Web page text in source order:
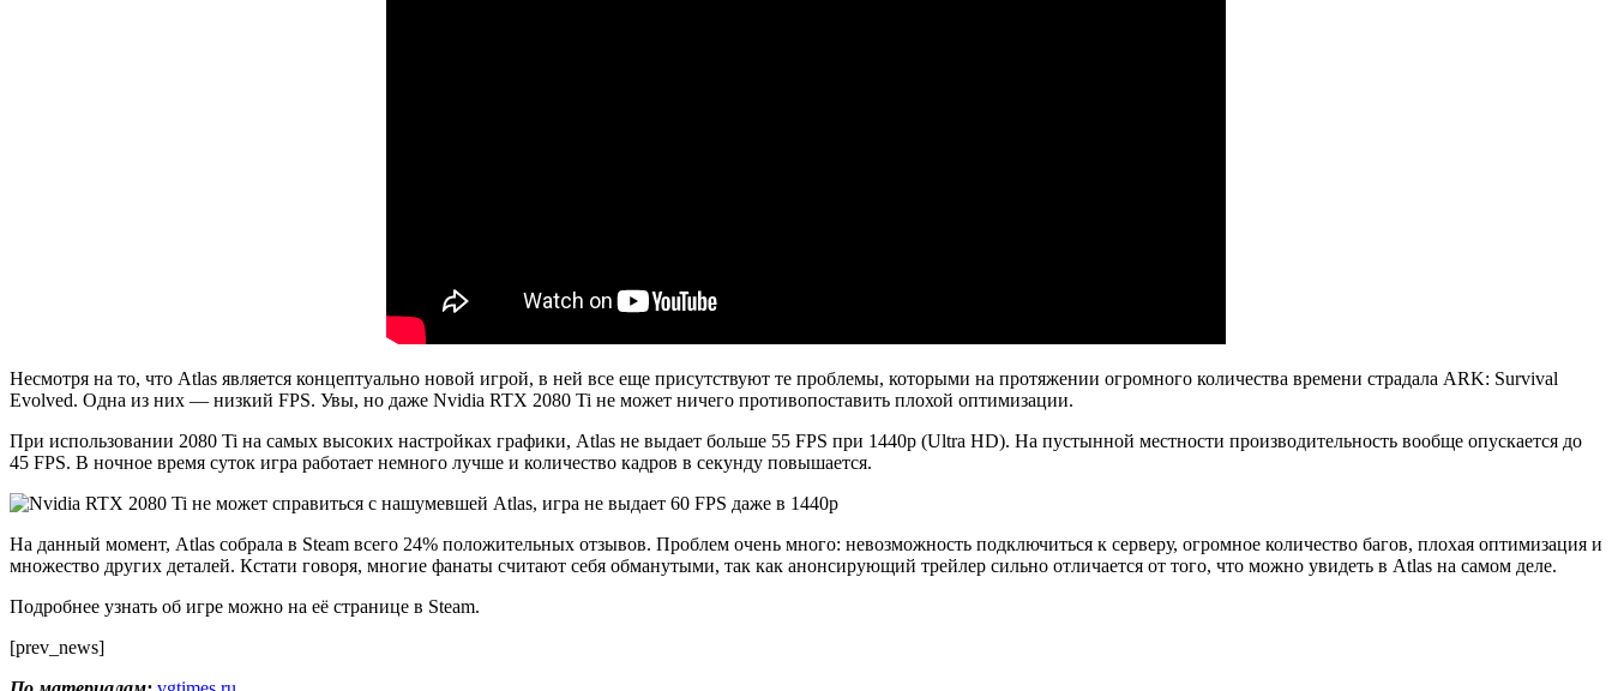
Несмотря на то, что Atlas является концептуально новой игрой, в ней все еще присутствуют те проблемы, которыми на протяжении огромного количества времени страдала ARK: Survival
Evolved. Одна из них — низкий FPS. Увы, но даже Nvidia RTX 2080 Ti не может ничего противопоставить плохой оптимизации.
При использовании 2080 Ti на самых высоких настройках графики, Atlas не выдает больше 55 FPS при 1440p (Ultra HD). На пустынной местности производительность вообще опускается до
45 FPS. В ночное время суток игра работает немного лучше и количество кадров в секунду повышается.
На данный момент, Atlas собрала в Steam всего 24% положительных отзывов. Проблем очень много: невозможность подключиться к серверу, огромное количество багов, плохая оптимизация и
множество других деталей. Кстати говоря, многие фанаты считают себя обманутыми, так как анонсирующий трейлер сильно отличается от того, что можно увидеть в Atlas на самом деле.
Подробнее узнать об игре можно на её странице в Steam.
[prev_news]